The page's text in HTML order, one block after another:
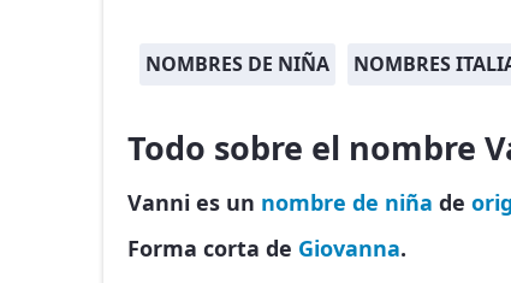
NOMBRES DE NIÑA NOMBRES
Todo sobre el nombre
Vanni es un nombre de niña de
Forma corta de Giovanna.